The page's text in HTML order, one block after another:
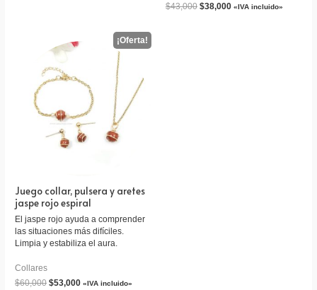
$43,000 $38,000 «IVA incluido»
Juego collar, pulsera y aretes
jaspe rojo espiral
El jaspe rojo ayuda a comprender
las situaciones más difíciles.
Limpia y estabiliza el aura.
Collares
$60,000 $53,000 «IVA incluido»